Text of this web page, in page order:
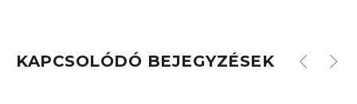
KAPCSOLÓDÓ BEJEGYZÉSEK